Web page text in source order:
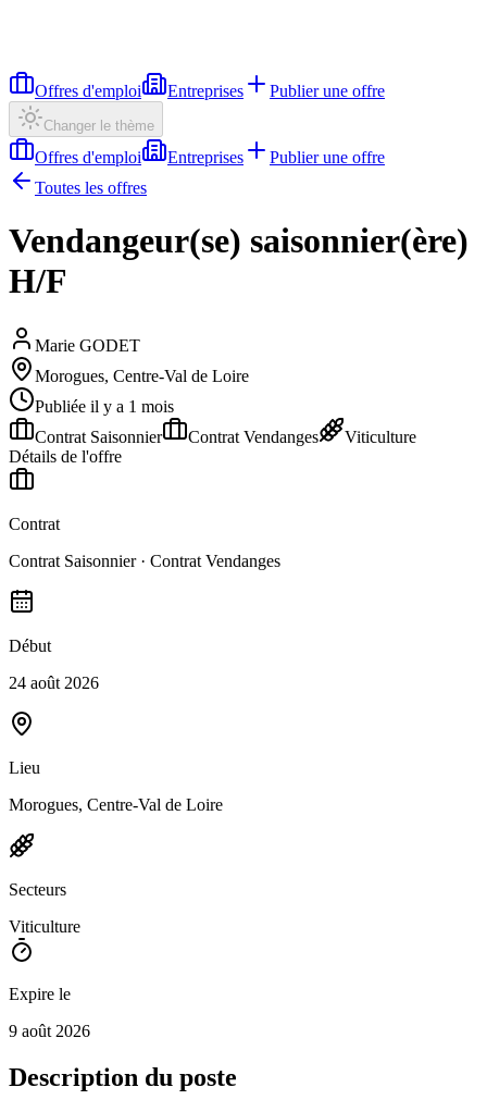
Offres d'emploi Entreprises Publier une offre
Changer le thème
Offres d'emploi Entreprises
Publier une offre
Toutes les offres
Vendangeur(se) saisonnier(ère)
H/F
Marie GODET
Morogues, Centre-Val de Loire
Publiée il y a 1 mois
Contrat Saisonnier
Contrat Vendanges
Viticulture
Détails de l'offre
Contrat
Contrat Saisonnier · Contrat Vendanges
Début
24 août 2026
Lieu
Morogues, Centre-Val de Loire
Secteurs
Viticulture
Expire le
9 août 2026
Description du poste